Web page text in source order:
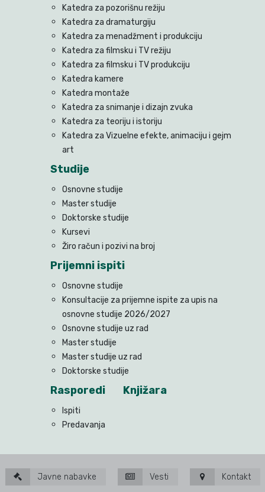
Katedra za pozorišnu režiju
Katedra za dramaturgiju
Katedra za menadžment i produkciju
Katedra za filmsku i TV režiju
Katedra za filmsku i TV produkciju
Katedra kamere
Katedra montaže
Katedra za snimanje i dizajn zvuka
Katedra za teoriju i istoriju
Katedra za Vizuelne efekte, animaciju i gejm
art
Studije
Osnovne studije
Master studije
Doktorske studije
Kursevi
Žiro račun i pozivi na broj
Prijemni ispiti
Osnovne studije
Konsultacije za prijemne ispite za upis na
osnovne studije 2026/2027
Osnovne studije uz rad
Master studije
Master studije uz rad
Doktorske studije
Rasporedi
Ispiti
Predavanja
Knjižara
Javne nabavke Vesti Kontakt